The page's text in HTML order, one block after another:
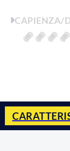
CAPIENZA/